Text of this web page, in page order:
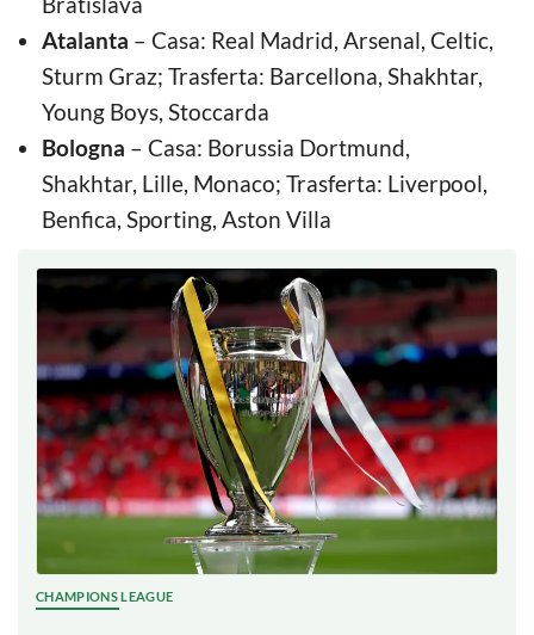
Atalanta – Casa: Real Madrid, Arsenal, Celtic,
Sturm Graz; Trasferta: Barcellona, Shakhtar,
Young Boys, Stoccarda
Bologna – Casa: Borussia Dortmund,
Shakhtar, Lille, Monaco; Trasferta: Liverpool,
Benfica, Sporting, Aston Villa
CHAMPIONS LEAGUE